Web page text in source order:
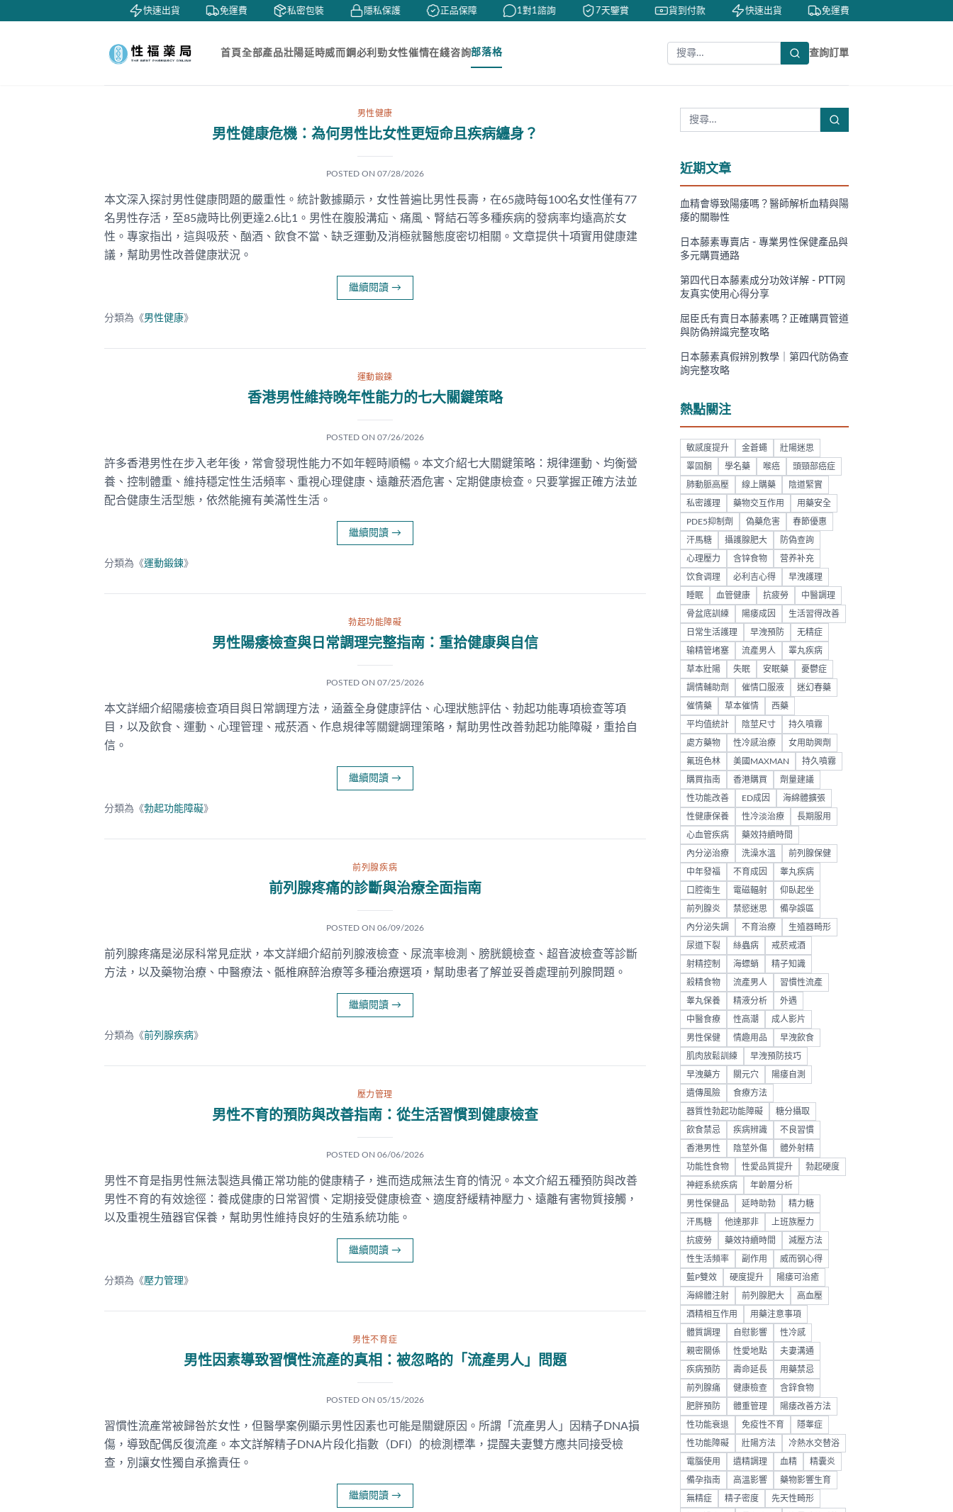
快速出貨 免運費 私密包裝 隱私保護 正品保障 1對1諮詢 7天鑒賞 貨到付款 快速出貨 免運費
首頁全部產品壯陽延時威而鋼必利勁女性催情在綫咨詢部落格 查詢訂單
男性健康
男性健康危機：為何男性比女性更短命且疾病纏身？
POSTED ON 07/28/2026
本文深入探討男性健康問題的嚴重性。統計數據顯示，女性普遍比男性長壽，在65歲時每100名女性僅有77
名男性存活，至85歲時比例更達2.6比1。男性在腹股溝疝、痛風、腎結石等多種疾病的發病率均遠高於女
性。專家指出，這與吸菸、酗酒、飲食不當、缺乏運動及消極就醫態度密切相關。文章提供十項實用健康建
議，幫助男性改善健康狀況。
繼續閱讀 →
分類為《男性健康》
運動鍛鍊
香港男性維持晚年性能力的七大關鍵策略
POSTED ON 07/26/2026
許多香港男性在步入老年後，常會發現性能力不如年輕時順暢。本文介紹七大關鍵策略：規律運動、均衡營
養、控制體重、維持穩定性生活頻率、重視心理健康、遠離菸酒危害、定期健康檢查。只要掌握正確方法並
配合健康生活型態，依然能擁有美滿性生活。
繼續閱讀 →
分類為《運動鍛鍊》
勃起功能障礙
男性陽痿檢查與日常調理完整指南：重拾健康與自信
POSTED ON 07/25/2026
本文詳細介紹陽痿檢查項目與日常調理方法，涵蓋全身健康評估、心理狀態評估、勃起功能專項檢查等項
目，以及飲食、運動、心理管理、戒菸酒、作息規律等關鍵調理策略，幫助男性改善勃起功能障礙，重拾自
信。
繼續閱讀 →
分類為《勃起功能障礙》
前列腺疾病
前列腺疼痛的診斷與治療全面指南
POSTED ON 06/09/2026
前列腺疼痛是泌尿科常見症狀，本文詳細介紹前列腺液檢查、尿流率檢測、膀胱鏡檢查、超音波檢查等診斷
方法，以及藥物治療、中醫療法、骶椎麻醉治療等多種治療選項，幫助患者了解並妥善處理前列腺問題。
繼續閱讀 →
分類為《前列腺疾病》
壓力管理
男性不育的預防與改善指南：從生活習慣到健康檢查
POSTED ON 06/06/2026
男性不育是指男性無法製造具備正常功能的健康精子，進而造成無法生育的情況。本文介紹五種預防與改善
男性不育的有效途徑：養成健康的日常習慣、定期接受健康檢查、適度舒緩精神壓力、遠離有害物質接觸，
以及重視生殖器官保養，幫助男性維持良好的生殖系統功能。
繼續閱讀 →
分類為《壓力管理》
男性不育症
男性因素導致習慣性流產的真相：被忽略的「流產男人」問題
POSTED ON 05/15/2026
習慣性流產常被歸咎於女性，但醫學案例顯示男性因素也可能是關鍵原因。所謂「流產男人」因精子DNA損
傷，導致配偶反復流產。本文詳解精子DNA片段化指數（DFI）的檢測標準，提醒夫妻雙方應共同接受檢
查，別讓女性獨自承擔責任。
繼續閱讀 →
近期文章
血精會導致陽痿嗎？醫師解析血精與陽
痿的關聯性
日本藤素專賣店 - 專業男性保健產品與
多元購買通路
第四代日本藤素成分功效详解 - PTT网
友真实使用心得分享
屈臣氏有賣日本藤素嗎？正確購買管道
與防偽辨識完整攻略
日本藤素真假辨別教學｜第四代防偽查
詢完整攻略
熱點關注
敏感度提升 金蒼蠅 壯陽迷思
睪固酮 學名藥 喉癌 頭頸部癌症
肺動脈高壓 線上購藥 陰道緊實
私密護理 藥物交互作用 用藥安全
PDE5抑制劑 偽藥危害 春節優惠
汗馬糖 攝護腺肥大 防偽查詢
心理壓力 含锌食物 营养补充
饮食调理 必利吉心得 早洩護理
睡眠 血管健康 抗疲勞 中醫調理
骨盆底訓練 陽痿成因 生活習得改善
日常生活護理 早洩預防 无精症
输精管堵塞 流產男人 睪丸疾病
草本壯陽 失眠 安眠藥 憂鬱症
調情輔助劑 催情口服液 迷幻春藥
催情藥 草本催情 西藥
平均值統計 陰莖尺寸 持久噴霧
處方藥物 性冷感治療 女用助興劑
氟班色林 美國MAXMAN 持久噴霧
購買指南 香港購買 劑量建議
性功能改善 ED成因 海綿體擴張
性健康保養 性冷淡治療 長期服用
心血管疾病 藥效持續時間
內分泌治療 洗澡水溫 前列腺保健
中年發福 不育成因 睾丸疾病
口腔衛生 電磁輻射 仰臥起坐
前列腺炎 禁慾迷思 備孕誤區
內分泌失調 不育治療 生殖器畸形
尿道下裂 絲蟲病 戒菸戒酒
射精控制 海螵蛸 精子知識
殺精食物 流產男人 習慣性流產
睾丸保養 精液分析 外遇
中醫食療 性高潮 成人影片
男性保健 情趣用品 早洩飲食
肌肉放鬆訓練 早洩預防技巧
早洩藥方 關元穴 陽痿自測
遺傳風險 食療方法
器質性勃起功能障礙 糖分攝取
飲食禁忌 疾病辨識 不良習慣
香港男性 陰莖外傷 體外射精
功能性食物 性愛品質提升 勃起硬度
神經系統疾病 年齡層分析
男性保健品 延時助勃 精力糖
汗馬糖 他達那非 上班族壓力
抗疲勞 藥效持續時間 減壓方法
性生活頻率 副作用 威而钢心得
藍P雙效 硬度提升 陽痿可治癒
海綿體注射 前列腺肥大 高血壓
酒精相互作用 用藥注意事項
體質調理 自慰影響 性冷感
親密關係 性愛地點 夫妻溝通
疾病預防 壽命延長 用藥禁忌
前列腺痛 健康檢查 含鋅食物
肥胖預防 體重管理 陽痿改善方法
性功能衰退 免疫性不育 隱睾症
性功能障礙 壯陽方法 冷熱水交替浴
電腦使用 遺精調理 血精 精囊炎
備孕指南 高溫影響 藥物影響生育
無精症 精子密度 先天性畸形